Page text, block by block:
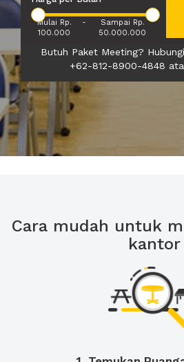
Mulai Rp.
100.000
-
Sampai Rp.
50.000.000
Butuh Paket Meeting?
+62-812-8900-4848
Cara mudah untuk
kantor